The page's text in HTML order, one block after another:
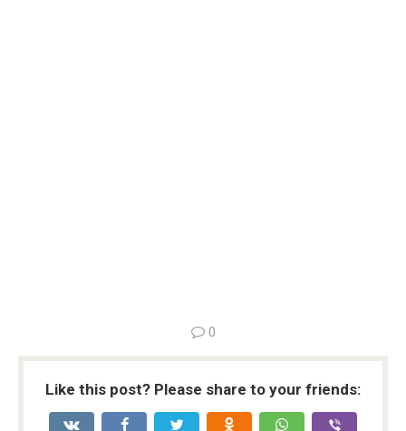
0
Like this post? Please share to your friends: